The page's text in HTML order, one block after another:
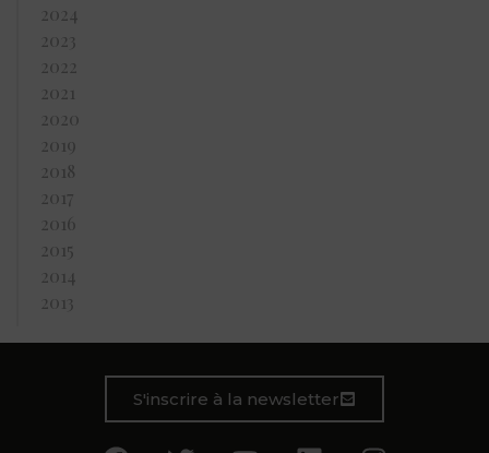
2024
2023
2022
2021
2020
2019
2018
2017
2016
2015
2014
2013
S'inscrire à la newsletter